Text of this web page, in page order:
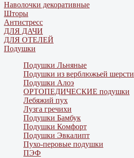
Наволочки декоративные
Шторы
Антистресс
ДЛЯ ДАЧИ
ДЛЯ ОТЕЛЕЙ
Подушки
Подушки Льняные
Подушки из верблюжьей шерсти
Подушки Алоэ
ОРТОПЕДИЧЕСКИЕ подушки
Лебяжий пух
Лузга гречихи
Подушки Бамбук
Подушки Комфорт
Подушки Эвкалипт
Пухо-перовые подушки
ПЭФ